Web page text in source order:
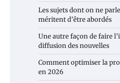
Les sujets dont on ne
méritent d’être abordés
Une autre façon de faire
diffusion des nouvelles
Comment optimiser la
en 2026